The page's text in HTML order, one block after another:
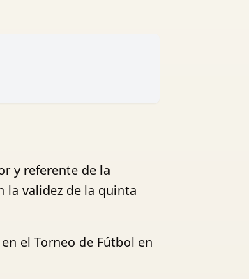
y referente de la
la validez de la quinta
el Torneo de Fútbol en